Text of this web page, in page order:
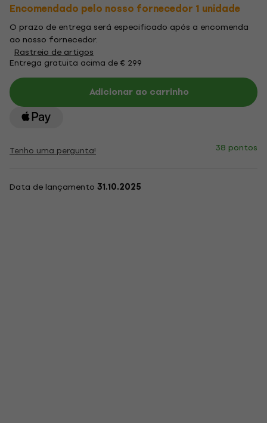
Encomendado pelo nosso fornecedor 1 unidade
O prazo de entrega será especificado após a encomenda
ao nosso fornecedor.
Rastreio de artigos
Entrega gratuita acima de € 299
Adicionar ao carrinho
Tenho uma pergunta! 38 pontos
Data de lançamento 31.10.2025